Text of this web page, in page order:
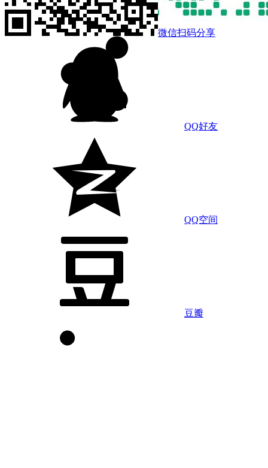
微信扫码分享
QQ好友
QQ空间
豆瓣